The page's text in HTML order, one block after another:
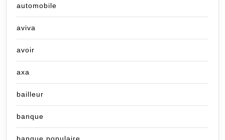
automobile
aviva
avoir
axa
bailleur
banque